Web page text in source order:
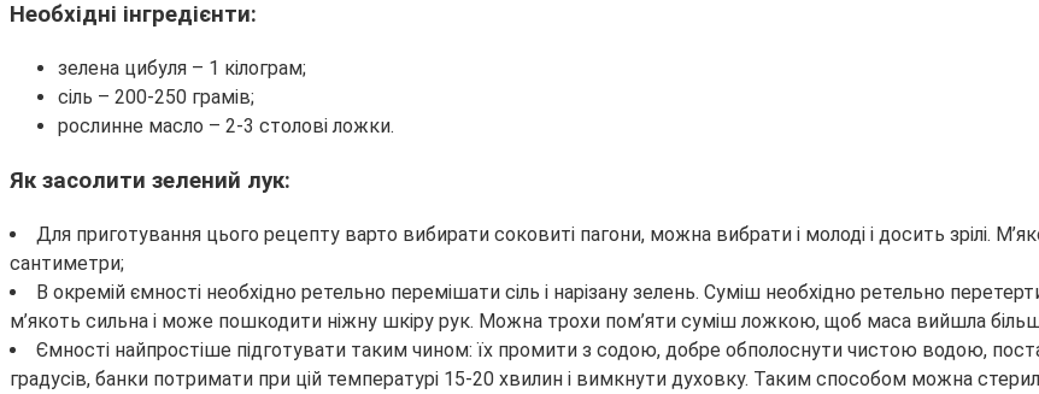
Необхідні інгредієнти:
зелена цибуля – 1 кілограм;
сіль – 200-250 грамів;
рослинне масло – 2-3 столові ложки.
Як засолити зелений лук:
Для приготування цього рецепту варто вибирати соковиті пагони, можна вибрати і молоді і досить
сантиметри;
В окремій ємності необхідно ретельно перемішати сіль і нарізану зелень. Суміш необхідно ретельно
м’якоть сильна і може пошкодити ніжну шкіру рук. Можна трохи пом’яти суміш ложкою, щоб маса вийшла
Ємності найпростіше підготувати таким чином: їх промити з содою, добре обполоснути чистою водою,
градусів, банки потримати при цій температурі 15-20 хвилин і вимкнути духовку. Таким способом можна